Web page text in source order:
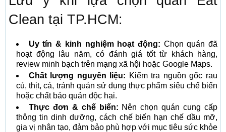
Clean tại TP.HCM:
Uy tín & kinh nghiệm hoạt động: Chọn quán đã
hoạt động lâu năm, có đánh giá tốt từ khách hàng,
review minh bạch trên mạng xã hội hoặc Google Maps.
Chất lượng nguyên liệu: Kiểm tra nguồn gốc rau
củ, thịt, cá, tránh quán sử dụng thực phẩm siêu chế biến
hoặc chất bảo quản độc hại.
Thực đơn & chế biến: Nên chọn quán cung cấp
thông tin dinh dưỡng, cách chế biến hạn chế dầu mỡ,
gia vị nhân tạo, đảm bảo phù hợp với mục tiêu sức khỏe